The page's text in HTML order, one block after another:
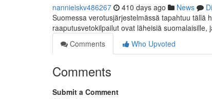
nannieiskv486267 410 days ago News
Suomessa verotusjärjestelmässä tapahtuu tällä
raaputusvetokilpailut ovat läheisiä suomalaisille,
Comments
Who Upvoted
Comments
Submit a Comment